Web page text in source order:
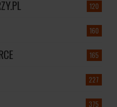
120
160
165
227
375